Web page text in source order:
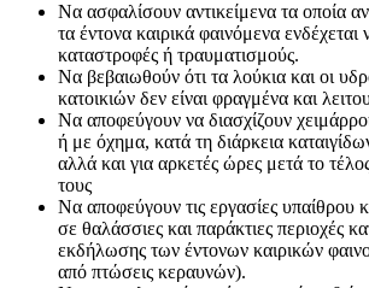
Να ασφαλίσουν αντικείμενα τα οποία
τα έντονα καιρικά φαινόμενα
καταστροφές ή τραυματισμούς.
Να βεβαιωθούν ότι τα λούκια και οι
κατοικιών δεν είναι φραγμένα και
Να αποφεύγουν να διασχίζουν
ή με όχημα, κατά τη διάρκεια
αλλά και για αρκετές ώρες μετά το
τους
Να αποφεύγουν τις εργασίες υπαίθρου
σε θαλάσσιες και παράκτιες περιοχές
εκδήλωσης των έντονων καιρικών
από πτώσεις κεραυνών).